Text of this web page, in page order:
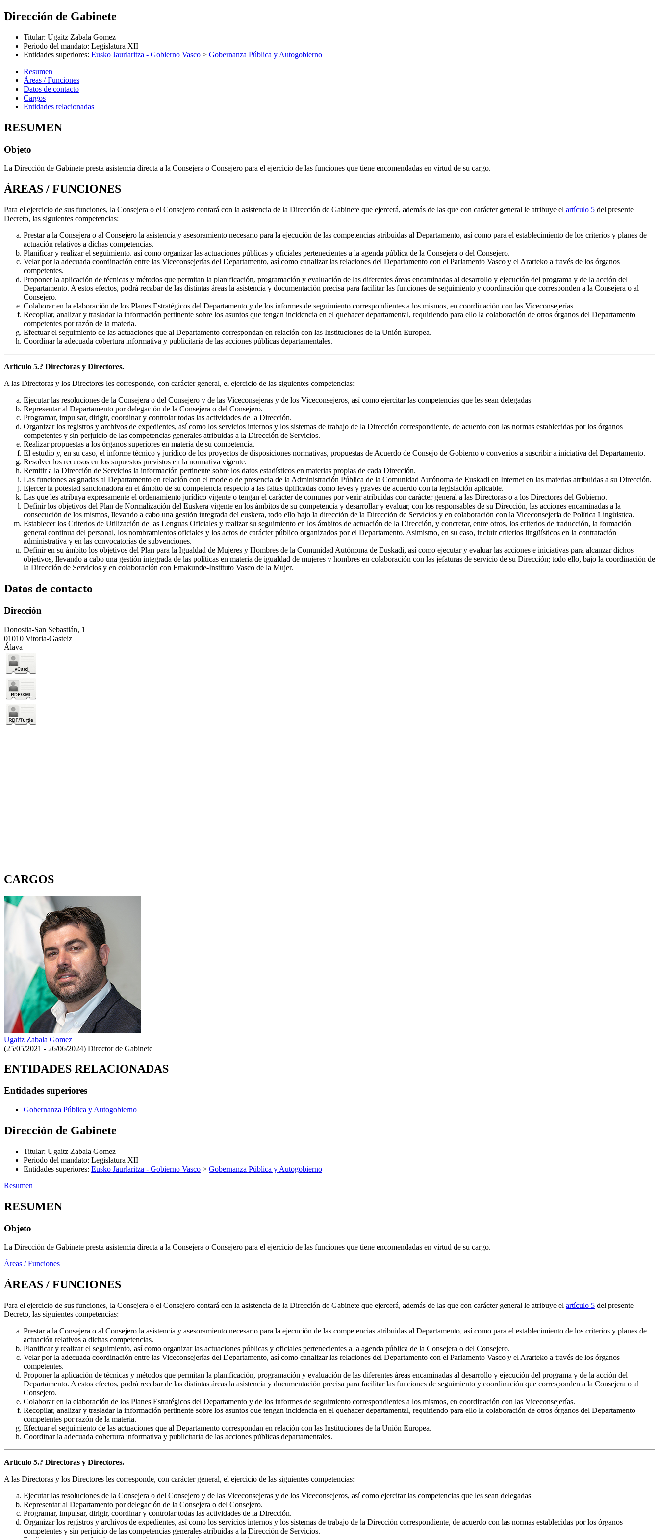
Dirección de Gabinete
Titular: Ugaitz Zabala Gomez
Periodo del mandato: Legislatura XII
Entidades superiores: Eusko Jaurlaritza - Gobierno Vasco > Gobernanza Pública y Autogobierno
Resumen
Áreas / Funciones
Datos de contacto
Cargos
Entidades relacionadas
RESUMEN
Objeto
La Dirección de Gabinete presta asistencia directa a la Consejera o Consejero para el ejercicio de las funciones que tiene encomendadas en virtud de su cargo.
ÁREAS / FUNCIONES
Para el ejercicio de sus funciones, la Consejera o el Consejero contará con la asistencia de la Dirección de Gabinete que ejercerá, además de las que con carácter general le atribuye el artículo 5 del presente
Decreto, las siguientes competencias:
Prestar a la Consejera o al Consejero la asistencia y asesoramiento necesario para la ejecución de las competencias atribuidas al Departamento, así como para el establecimiento de los criterios y planes de
actuación relativos a dichas competencias.
Planificar y realizar el seguimiento, así como organizar las actuaciones públicas y oficiales pertenecientes a la agenda pública de la Consejera o del Consejero.
Velar por la adecuada coordinación entre las Viceconsejerías del Departamento, así como canalizar las relaciones del Departamento con el Parlamento Vasco y el Ararteko a través de los órganos
competentes.
Proponer la aplicación de técnicas y métodos que permitan la planificación, programación y evaluación de las diferentes áreas encaminadas al desarrollo y ejecución del programa y de la acción del
Departamento. A estos efectos, podrá recabar de las distintas áreas la asistencia y documentación precisa para facilitar las funciones de seguimiento y coordinación que corresponden a la Consejera o al
Consejero.
Colaborar en la elaboración de los Planes Estratégicos del Departamento y de los informes de seguimiento correspondientes a los mismos, en coordinación con las Viceconsejerías.
Recopilar, analizar y trasladar la información pertinente sobre los asuntos que tengan incidencia en el quehacer departamental, requiriendo para ello la colaboración de otros órganos del Departamento
competentes por razón de la materia.
Efectuar el seguimiento de las actuaciones que al Departamento correspondan en relación con las Instituciones de la Unión Europea.
Coordinar la adecuada cobertura informativa y publicitaria de las acciones públicas departamentales.
Artículo 5.? Directoras y Directores.
A las Directoras y los Directores les corresponde, con carácter general, el ejercicio de las siguientes competencias:
Ejecutar las resoluciones de la Consejera o del Consejero y de las Viceconsejeras y de los Viceconsejeros, así como ejercitar las competencias que les sean delegadas.
Representar al Departamento por delegación de la Consejera o del Consejero.
Programar, impulsar, dirigir, coordinar y controlar todas las actividades de la Dirección.
Organizar los registros y archivos de expedientes, así como los servicios internos y los sistemas de trabajo de la Dirección correspondiente, de acuerdo con las normas establecidas por los órganos
competentes y sin perjuicio de las competencias generales atribuidas a la Dirección de Servicios.
Realizar propuestas a los órganos superiores en materia de su competencia.
El estudio y, en su caso, el informe técnico y jurídico de los proyectos de disposiciones normativas, propuestas de Acuerdo de Consejo de Gobierno o convenios a suscribir a iniciativa del Departamento.
Resolver los recursos en los supuestos previstos en la normativa vigente.
Remitir a la Dirección de Servicios la información pertinente sobre los datos estadísticos en materias propias de cada Dirección.
Las funciones asignadas al Departamento en relación con el modelo de presencia de la Administración Pública de la Comunidad Autónoma de Euskadi en Internet en las materias atribuidas a su Dirección.
Ejercer la potestad sancionadora en el ámbito de su competencia respecto a las faltas tipificadas como leves y graves de acuerdo con la legislación aplicable.
Las que les atribuya expresamente el ordenamiento jurídico vigente o tengan el carácter de comunes por venir atribuidas con carácter general a las Directoras o a los Directores del Gobierno.
Definir los objetivos del Plan de Normalización del Euskera vigente en los ámbitos de su competencia y desarrollar y evaluar, con los responsables de su Dirección, las acciones encaminadas a la
consecución de los mismos, llevando a cabo una gestión integrada del euskera, todo ello bajo la dirección de la Dirección de Servicios y en colaboración con la Viceconsejería de Política Lingüística.
Establecer los Criterios de Utilización de las Lenguas Oficiales y realizar su seguimiento en los ámbitos de actuación de la Dirección, y concretar, entre otros, los criterios de traducción, la formación
general continua del personal, los nombramientos oficiales y los actos de carácter público organizados por el Departamento. Asimismo, en su caso, incluir criterios lingüísticos en la contratación
administrativa y en las convocatorias de subvenciones.
Definir en su ámbito los objetivos del Plan para la Igualdad de Mujeres y Hombres de la Comunidad Autónoma de Euskadi, así como ejecutar y evaluar las acciones e iniciativas para alcanzar dichos
objetivos, llevando a cabo una gestión integrada de las políticas en materia de igualdad de mujeres y hombres en colaboración con las jefaturas de servicio de su Dirección; todo ello, bajo la coordinación de
la Dirección de Servicios y en colaboración con Emakunde-Instituto Vasco de la Mujer.
Datos de contacto
Dirección
Donostia-San Sebastián, 1
01010 Vitoria-Gasteiz
Álava
CARGOS
Ugaitz Zabala Gomez
(25/05/2021 - 26/06/2024) Director de Gabinete
ENTIDADES RELACIONADAS
Entidades superiores
Gobernanza Pública y Autogobierno
Dirección de Gabinete
Titular: Ugaitz Zabala Gomez
Periodo del mandato: Legislatura XII
Entidades superiores: Eusko Jaurlaritza - Gobierno Vasco > Gobernanza Pública y Autogobierno
Resumen
RESUMEN
Objeto
La Dirección de Gabinete presta asistencia directa a la Consejera o Consejero para el ejercicio de las funciones que tiene encomendadas en virtud de su cargo.
Áreas / Funciones
ÁREAS / FUNCIONES
Para el ejercicio de sus funciones, la Consejera o el Consejero contará con la asistencia de la Dirección de Gabinete que ejercerá, además de las que con carácter general le atribuye el artículo 5 del presente
Decreto, las siguientes competencias:
Prestar a la Consejera o al Consejero la asistencia y asesoramiento necesario para la ejecución de las competencias atribuidas al Departamento, así como para el establecimiento de los criterios y planes de
actuación relativos a dichas competencias.
Planificar y realizar el seguimiento, así como organizar las actuaciones públicas y oficiales pertenecientes a la agenda pública de la Consejera o del Consejero.
Velar por la adecuada coordinación entre las Viceconsejerías del Departamento, así como canalizar las relaciones del Departamento con el Parlamento Vasco y el Ararteko a través de los órganos
competentes.
Proponer la aplicación de técnicas y métodos que permitan la planificación, programación y evaluación de las diferentes áreas encaminadas al desarrollo y ejecución del programa y de la acción del
Departamento. A estos efectos, podrá recabar de las distintas áreas la asistencia y documentación precisa para facilitar las funciones de seguimiento y coordinación que corresponden a la Consejera o al
Consejero.
Colaborar en la elaboración de los Planes Estratégicos del Departamento y de los informes de seguimiento correspondientes a los mismos, en coordinación con las Viceconsejerías.
Recopilar, analizar y trasladar la información pertinente sobre los asuntos que tengan incidencia en el quehacer departamental, requiriendo para ello la colaboración de otros órganos del Departamento
competentes por razón de la materia.
Efectuar el seguimiento de las actuaciones que al Departamento correspondan en relación con las Instituciones de la Unión Europea.
Coordinar la adecuada cobertura informativa y publicitaria de las acciones públicas departamentales.
Artículo 5.? Directoras y Directores.
A las Directoras y los Directores les corresponde, con carácter general, el ejercicio de las siguientes competencias:
Ejecutar las resoluciones de la Consejera o del Consejero y de las Viceconsejeras y de los Viceconsejeros, así como ejercitar las competencias que les sean delegadas.
Representar al Departamento por delegación de la Consejera o del Consejero.
Programar, impulsar, dirigir, coordinar y controlar todas las actividades de la Dirección.
Organizar los registros y archivos de expedientes, así como los servicios internos y los sistemas de trabajo de la Dirección correspondiente, de acuerdo con las normas establecidas por los órganos
competentes y sin perjuicio de las competencias generales atribuidas a la Dirección de Servicios.